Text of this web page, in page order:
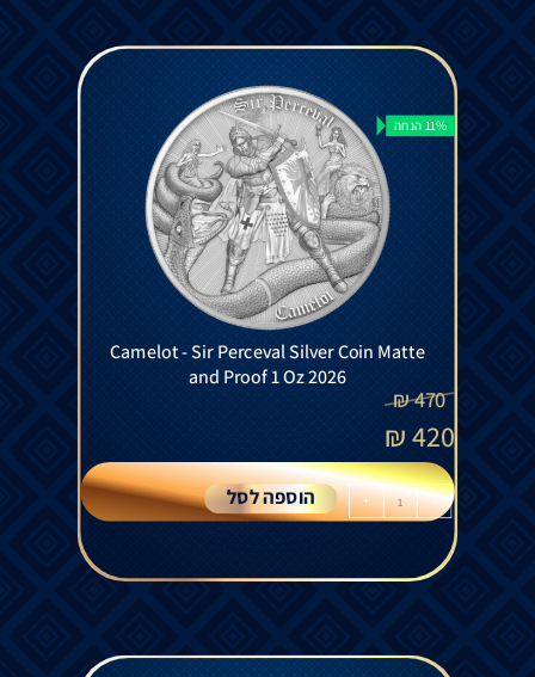
11% הנחה
Camelot - Sir Perceval Silver Coin Matte
and Proof 1 Oz 2026
470
₪
420
₪
-
+ הוספה לסל